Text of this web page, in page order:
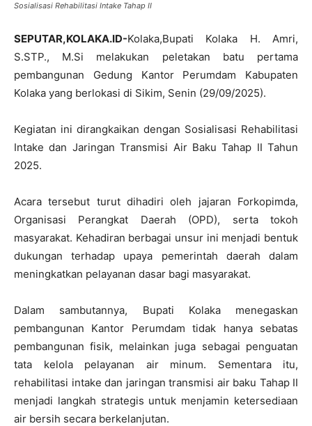
Sosialisasi Rehabilitasi Intake Tahap II
SEPUTAR,KOLAKA.ID-Kolaka,Bupati Kolaka H. Amri,
S.STP., M.Si melakukan peletakan batu pertama
pembangunan Gedung Kantor Perumdam Kabupaten
Kolaka yang berlokasi di Sikim, Senin (29/09/2025).
Kegiatan ini dirangkaikan dengan Sosialisasi Rehabilitasi
Intake dan Jaringan Transmisi Air Baku Tahap II Tahun
2025.
Acara tersebut turut dihadiri oleh jajaran Forkopimda,
Organisasi Perangkat Daerah (OPD), serta tokoh
masyarakat. Kehadiran berbagai unsur ini menjadi bentuk
dukungan terhadap upaya pemerintah daerah dalam
meningkatkan pelayanan dasar bagi masyarakat.
Dalam sambutannya, Bupati Kolaka menegaskan
pembangunan Kantor Perumdam tidak hanya sebatas
pembangunan fisik, melainkan juga sebagai penguatan
tata kelola pelayanan air minum. Sementara itu,
rehabilitasi intake dan jaringan transmisi air baku Tahap II
menjadi langkah strategis untuk menjamin ketersediaan
air bersih secara berkelanjutan.